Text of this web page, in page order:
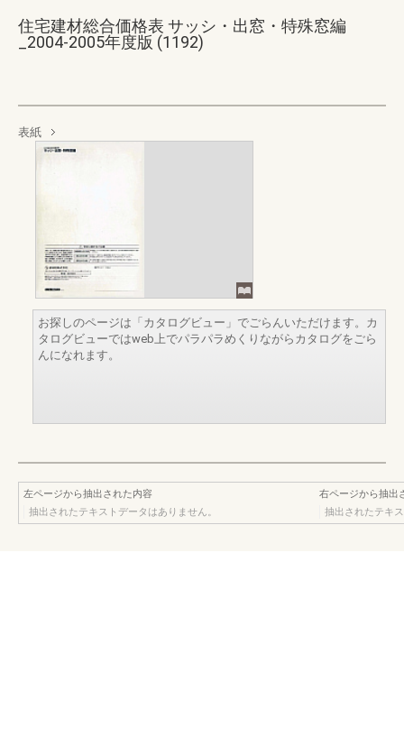
住宅建材総合価格表 サッシ・出窓・特殊窓編
_2004-2005年度版 (1192)
表紙
お探しのページは「カタログビュー」でごらんいただけます。カ
タログビューではweb上でパラパラめくりながらカタログをごら
んになれます。
左ページから抽出された内容
抽出されたテキストデータはありません。
右ページから抽出
抽出されたテキ